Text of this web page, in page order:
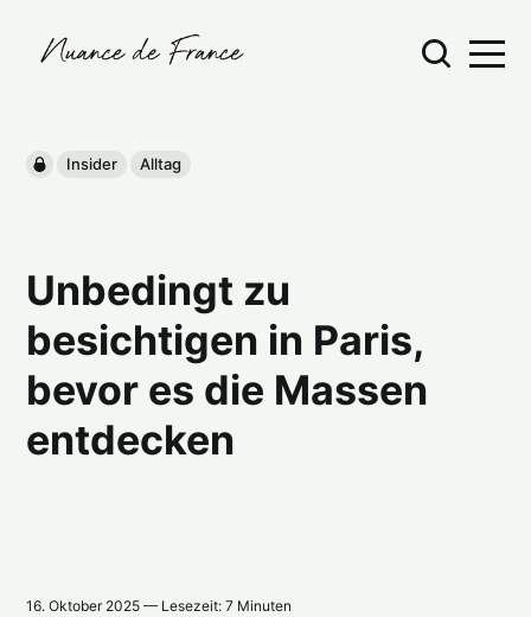
Insider Alltag
Unbedingt zu
besichtigen in Paris,
bevor es die Massen
entdecken
16. Oktober 2025 — Lesezeit: 7 Minuten